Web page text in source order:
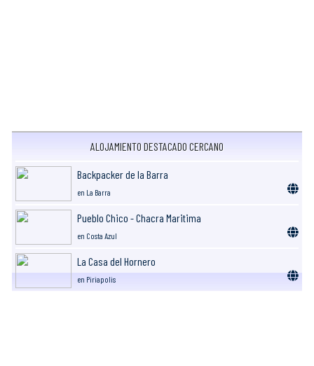
ALOJAMIENTO DESTACADO CERCANO
Backpacker de la Barra
en La Barra
Pueblo Chico - Chacra Maritima
en Costa Azul
La Casa del Hornero
en Piriapolis